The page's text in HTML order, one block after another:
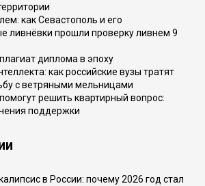
как Севастополь и его
ливнёвки прошли проверку ливнем 9
диплома в эпоху
как российские вузы тратят
с ветряными мельницами
решить квартирный вопрос:
поддержки
в России: почему 2026 год стал